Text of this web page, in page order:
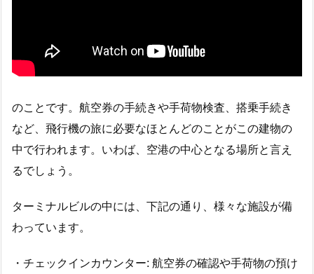
のことです。航空券の手続きや手荷物検査、搭乗手続き
など、飛行機の旅に必要なほとんどのことがこの建物の
中で行われます。いわば、空港の中心となる場所と言え
るでしょう。
ターミナルビルの中には、下記の通り、様々な施設が備
わっています。
・チェックインカウンター: 航空券の確認や手荷物の預け